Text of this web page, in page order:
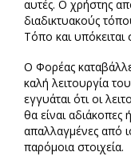
αυτές. Ο χρήστης
διαδικτυακούς
Τόπο και
Ο Φορέας
καλή λειτουργία
εγγυάται ότι οι
θα είναι
απαλλαγμένες από
παρόμοια στοιχεία.